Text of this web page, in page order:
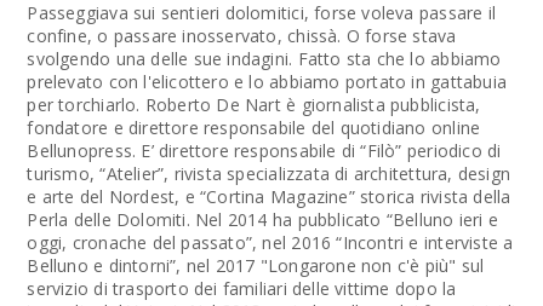
Passeggiava sui sentieri dolomitici, forse voleva passare il
confine, o passare inosservato, chissà. O forse stava
svolgendo una delle sue indagini. Fatto sta che lo abbiamo
prelevato con l'elicottero e lo abbiamo portato in gattabuia
per torchiarlo. Roberto De Nart è giornalista pubblicista,
fondatore e direttore responsabile del quotidiano online
Bellunopress. E’ direttore responsabile di “Filò” periodico di
turismo, “Atelier”, rivista specializzata di architettura, design
e arte del Nordest, e “Cortina Magazine” storica rivista della
Perla delle Dolomiti. Nel 2014 ha pubblicato “Belluno ieri e
oggi, cronache del passato”, nel 2016 “Incontri e interviste a
Belluno e dintorni”, nel 2017 "Longarone non c'è più" sul
servizio di trasporto dei familiari delle vittime dopo la